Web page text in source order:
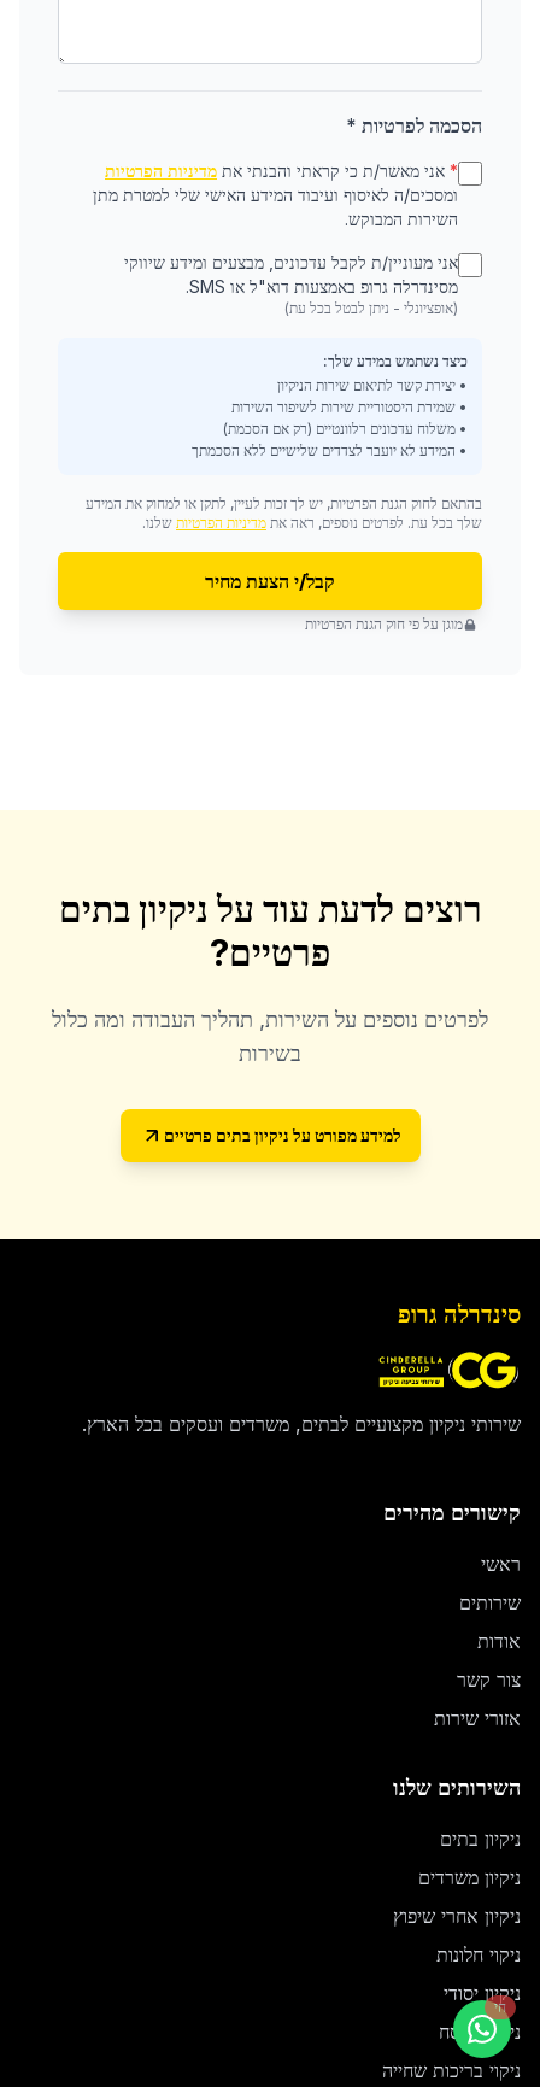
הסכמה לפרטיות *
* אני מאשר/ת כי קראתי והבנתי את מדיניות הפרטיות
ומסכים/ה לאיסוף ועיבוד המידע האישי שלי למטרת מתן
השירות המבוקש.
אני מעוניין/ת לקבל עדכונים, מבצעים ומידע שיווקי
מסינדרלה גרופ באמצעות דוא"ל או SMS.
(אופציונלי - ניתן לבטל בכל עת)
כיצד נשתמש במידע שלך:
• יצירת קשר לתיאום שירות הניקיון
• שמירת היסטוריית שירות לשיפור השירות
• משלוח עדכונים רלוונטיים (רק אם הסכמת)
• המידע לא יועבר לצדדים שלישיים ללא הסכמתך
בהתאם לחוק הגנת הפרטיות, יש לך זכות לעיין, לתקן או למחוק את המידע
שלך בכל עת. לפרטים נוספים, ראה את מדיניות הפרטיות שלנו.
קבל/י הצעת מחיר
מוגן על פי חוק הגנת הפרטיות
רוצים לדעת עוד על ניקיון בתים
פרטיים?
לפרטים נוספים על השירות, תהליך העבודה ומה כלול
בשירות
למידע מפורט על ניקיון בתים פרטיים
סינדרלה גרופ
שירותי ניקיון מקצועיים לבתים, משרדים ועסקים בכל הארץ.
קישורים מהירים
ראשי
שירותים
אודות
צור קשר
אזורי שירות
השירותים שלנו
ניקיון בתים
ניקיון משרדים
ניקיון אחרי שיפוץ
ניקוי חלונות
ניקיון יסודי
ניקיון לפסח
ניקוי בריכות שחייה
חי